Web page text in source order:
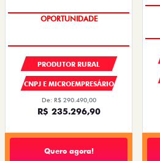
PRODUTOR RURAL
CNPJ E MICROEMPRESÁRIO
De: R$ 290.490,00
R$ 235.296,90
Quero agora!